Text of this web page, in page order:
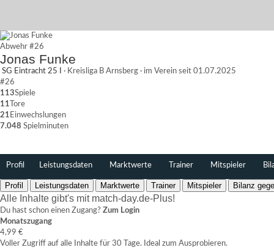
Abwehr #26
Jonas Funke
SG Eintracht 25 I · Kreisliga B Arnsberg · im Verein seit 01.07.2025
#26
113Spiele
11 Tore
21 Einwechslungen
7.048 Spielminuten
Profil Leistungsdaten Marktwerte Trainer Mitspieler
Profil Leistungsdaten Marktwerte Trainer Mitspieler Bilanz
Alle Inhalte gibt's mit match-day.de-Plus!
Du hast schon einen Zugang? Zum Login
Monatszugang
4,99 €
Voller Zugriff auf alle Inhalte für 30 Tage. Ideal zum Ausprobieren.